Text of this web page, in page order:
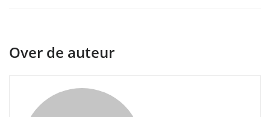
Over de auteur